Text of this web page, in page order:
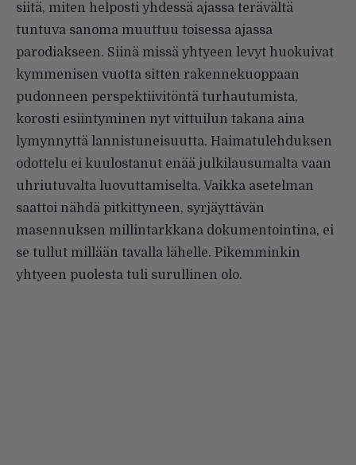
siitä, miten helposti yhdessä ajassa terävältä
tuntuva sanoma muuttuu toisessa ajassa
parodiakseen. Siinä missä yhtyeen levyt huokuivat
kymmenisen vuotta sitten rakennekuoppaan
pudonneen perspektiivitöntä turhautumista,
korosti esiintyminen nyt vittuilun takana aina
lymynnyttä lannistuneisuutta. Haimatulehduksen
odottelu ei kuulostanut enää julkilausumalta vaan
uhriutuvalta luovuttamiselta. Vaikka asetelman
saattoi nähdä pitkittyneen, syrjäyttävän
masennuksen millintarkkana dokumentointina, ei
se tullut millään tavalla lähelle. Pikemminkin
yhtyeen puolesta tuli surullinen olo.